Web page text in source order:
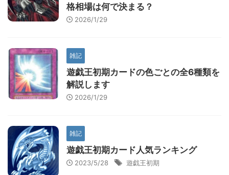
格相場は何で決まる？
2026/1/29
雑記
遊戯王初期カードの色ごとの全6種類を
解説します
2026/1/29
雑記
遊戯王初期カード人気ランキング
2023/5/28 遊戯王初期